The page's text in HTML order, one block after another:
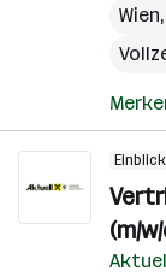
Wien,
(m/